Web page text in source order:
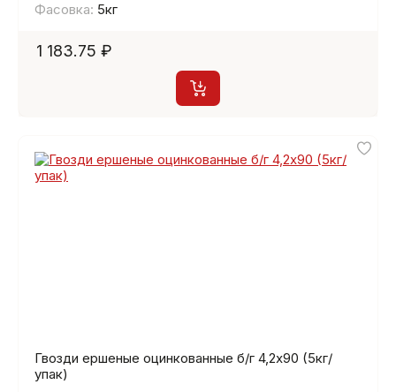
Фасовка: 5кг
1 183.75 ₽
Гвозди ершеные оцинкованные б/г 4,2х90 (5кг/
упак)